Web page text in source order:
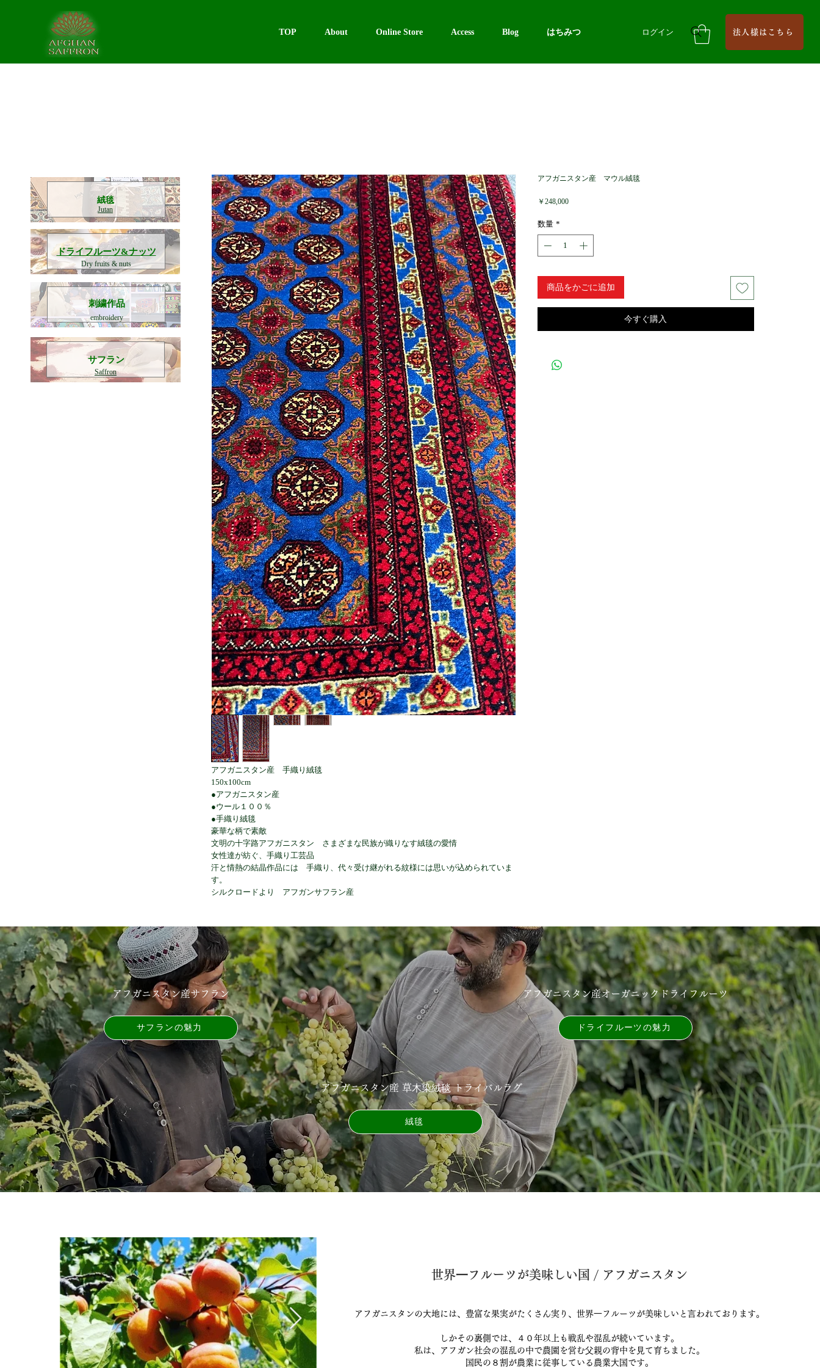
ログイン
TOP About Online Store Access Blog はちみつ 法人様はこちら
​絨毯
Jutan
​ドライフルーツ&ナッツ
Dry fruits & nuts
刺繍作品
embroidery
​サフラン
Saffron
アフガニスタン産 手織り絨毯
150x100cm
●アフガニスタン産
●ウール１００％
●手織り絨毯
豪華な柄で素敵
文明の十字路アフガニスタン さまざまな民族が織りなす絨毯の愛情
女性達が紡ぐ、手織り工芸品
汗と情熱の結晶作品には 手織り、代々受け継がれる紋様には思いが込められていま
す。
シルクロードより アフガンサフラン産
アフガニスタン産 マウル絨毯
￥248,000価
数量 *
商品をかごに追加
今すぐ購入
アフガニスタン産サフラン
サフランの魅力
アフガニスタン産オーガニックドライフルーツ
ドライフルーツの魅⼒
アフガニスタン産 草⽊染絨毯 トライバルラグ
絨毯
世界⼀フルーツが美味しい国 / アフガニスタン
アフガニスタンの⼤地には、豊富な果実がたくさん実り、世界⼀フルーツが美味しいと⾔われております。
しかその裏側では、４０年以上も戦乱や混乱が続いています。
私は、アフガン社会の混乱の中で農園を営む⽗親の背中を⾒て育ちました。
国⺠の８割が農業に従事している農業⼤国です。